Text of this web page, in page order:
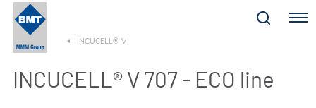
Menu
INCUCELL® V
INCUCELL® V 707 - ECO line